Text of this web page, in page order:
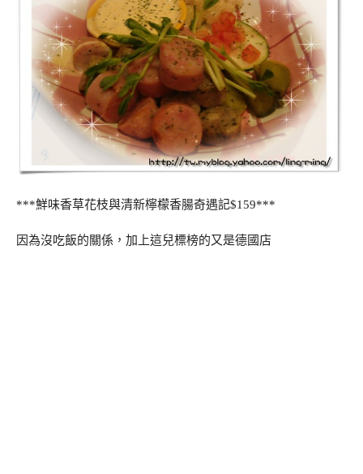
***鮮味香草花枝與清新檸檬香腸奇遇記$159***
因為沒吃飯的關係，加上這兒標榜的又是德國店